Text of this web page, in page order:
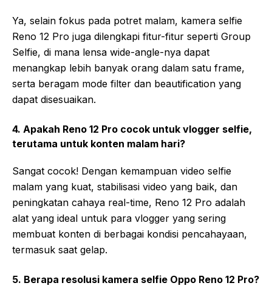
Ya, selain fokus pada potret malam, kamera selfie
Reno 12 Pro juga dilengkapi fitur-fitur seperti Group
Selfie, di mana lensa wide-angle-nya dapat
menangkap lebih banyak orang dalam satu frame,
serta beragam mode filter dan beautification yang
dapat disesuaikan.
4. Apakah Reno 12 Pro cocok untuk vlogger selfie,
terutama untuk konten malam hari?
Sangat cocok! Dengan kemampuan video selfie
malam yang kuat, stabilisasi video yang baik, dan
peningkatan cahaya real-time, Reno 12 Pro adalah
alat yang ideal untuk para vlogger yang sering
membuat konten di berbagai kondisi pencahayaan,
termasuk saat gelap.
5. Berapa resolusi kamera selfie Oppo Reno 12 Pro?